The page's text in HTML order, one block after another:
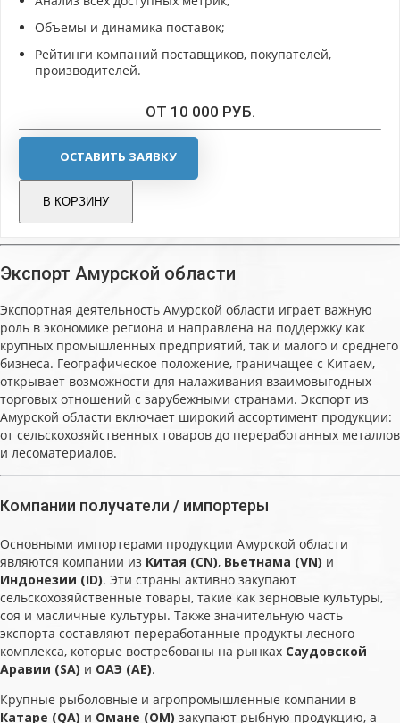
Объемы и динамика поставок;
Рейтинги компаний поставщиков, покупателей,
производителей.
ОТ 10 000 РУБ.
ОСТАВИТЬ ЗАЯВКУ
В КОРЗИНУ
Экспорт Амурской области
Экспортная деятельность Амурской области играет важную
роль в экономике региона и направлена на поддержку как
крупных промышленных предприятий, так и малого и среднего
бизнеса. Географическое положение, граничащее с Китаем,
открывает возможности для налаживания взаимовыгодных
торговых отношений с зарубежными странами. Экспорт из
Амурской области включает широкий ассортимент продукции:
от сельскохозяйственных товаров до переработанных металлов
и лесоматериалов.
Компании получатели / импортеры
Основными импортерами продукции Амурской области
являются компании из Китая (CN), Вьетнама (VN) и
Индонезии (ID). Эти страны активно закупают
сельскохозяйственные товары, такие как зерновые культуры,
соя и масличные культуры. Также значительную часть
экспорта составляют переработанные продукты лесного
комплекса, которые востребованы на рынках Саудовской
Аравии (SA) и ОАЭ (AE).
Крупные рыболовные и агропромышленные компании в
Катаре (QA) и Омане (OM) закупают рыбную продукцию, а